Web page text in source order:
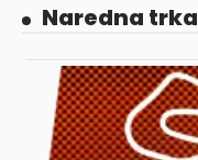
Naredna trka